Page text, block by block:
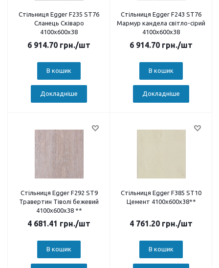
Стільниця Egger F235 ST76
Сланець Сківаро
4100х600х38
6 914.70 грн./шт
В кошик
Докладніше
Стільниця Egger F243 ST76
Мармур кандела світло-сірий
4100х600х38
6 914.70 грн./шт
В кошик
Докладніше
Стільниця Egger F292 ST9
Травертин Тіволі бежевий
4100х600х38 **
4 681.41 грн./шт
В кошик
Стільниця Egger F385 ST10
Цемент 4100х600х38**
4 761.20 грн./шт
В кошик